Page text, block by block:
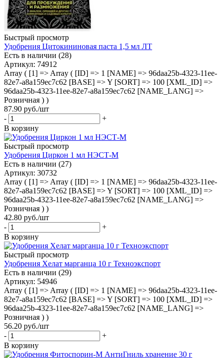
Быстрый просмотр
Удобрения Цитокининовая паста 1,5 мл ЛТ
Есть в наличии (28)
Артикул: 74912
Array ( [1] => Array ( [ID] => 1 [NAME] => 96daa25b-4323-11ee-
82e7-a8a159ec7c62 [BASE] => Y [SORT] => 100 [XML_ID] =>
96daa25b-4323-11ee-82e7-a8a159ec7c62 [NAME_LANG] =>
Розничная ) )
87.90 руб./шт
-
+
В корзину
Быстрый просмотр
Удобрения Циркон 1 мл НЭСТ-М
Есть в наличии (27)
Артикул: 30732
Array ( [1] => Array ( [ID] => 1 [NAME] => 96daa25b-4323-11ee-
82e7-a8a159ec7c62 [BASE] => Y [SORT] => 100 [XML_ID] =>
96daa25b-4323-11ee-82e7-a8a159ec7c62 [NAME_LANG] =>
Розничная ) )
42.80 руб./шт
-
+
В корзину
Быстрый просмотр
Удобрения Хелат марганца 10 г Техноэкспорт
Есть в наличии (29)
Артикул: 54946
Array ( [1] => Array ( [ID] => 1 [NAME] => 96daa25b-4323-11ee-
82e7-a8a159ec7c62 [BASE] => Y [SORT] => 100 [XML_ID] =>
96daa25b-4323-11ee-82e7-a8a159ec7c62 [NAME_LANG] =>
Розничная ) )
56.20 руб./шт
-
+
В корзину